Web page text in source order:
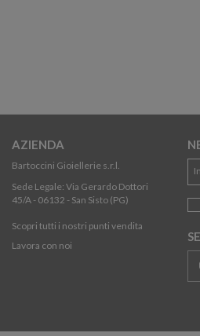
AZIENDA
Bartoccini Gioiellerie s.r.l.
Sede Legale: Via Gerardo Dottori
45/A - 06132 - San Sisto (PG)
Scopri tutti i nostri punti vendita
Lavora con noi